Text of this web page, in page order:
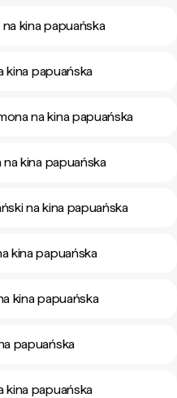
kina papuańska
kina papuańska
na kina papuańska
kina papuańska
na kina papuańska
kina papuańska
kina papuańska
papuańska
kina papuańska